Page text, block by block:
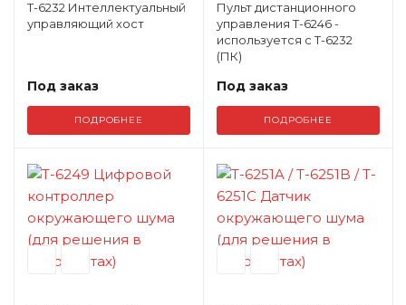
T-6232 Интеллектуальный
управляющий хост
Под заказ
ПОДРОБНЕЕ
Пульт дистанционного
управления T-6246 -
используется с T-6232
(ПК)
Под заказ
ПОДРОБНЕЕ